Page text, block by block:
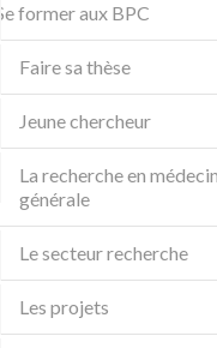
Se former aux BPC
Faire sa thèse
Jeune chercheur
La recherche en
générale
Le secteur recherche
Les projets